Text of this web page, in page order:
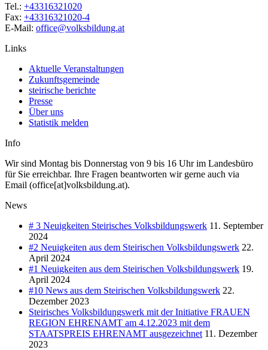
Tel.: +43316321020
Fax: +43316321020-4
E-Mail: office@volksbildung.at
Links
Aktuelle Veranstaltungen
Zukunftsgemeinde
steirische berichte
Presse
Über uns
Statistik melden
Info
Wir sind Montag bis Donnerstag von 9 bis 16 Uhr im Landesbüro
für Sie erreichbar. Ihre Fragen beantworten wir gerne auch via
Email (office[at]volksbildung.at).
News
# 3 Neuigkeiten Steirisches Volksbildungswerk 11. September
2024
#2 Neuigkeiten aus dem Steirischen Volksbildungswerk 22.
April 2024
#1 Neuigkeiten aus dem Steirischen Volksbildungswerk 19.
April 2024
#10 News aus dem Steirischen Volksbildungswerk 22.
Dezember 2023
Steirisches Volksbildungswerk mit der Initiative FRAUEN
REGION EHRENAMT am 4.12.2023 mit dem
STAATSPREIS EHRENAMT ausgezeichnet 11. Dezember
2023